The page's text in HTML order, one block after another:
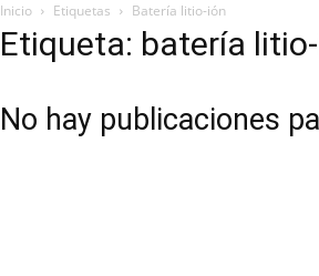
Inicio Etiquetas Batería litio-ión
Etiqueta: batería
No hay publicaciones